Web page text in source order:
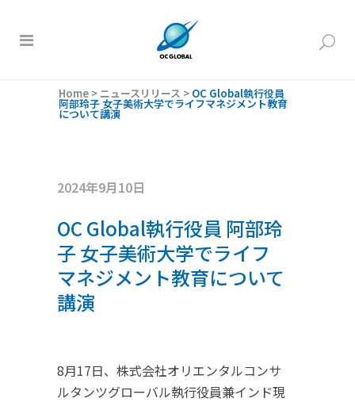
Home > ニュースリリース > OC Global執行役員
阿部玲子 女子美術大学でライフマネジメント教育
について講演
2024年9月10日
OC Global執行役員 阿部玲
子 女子美術大学でライフ
マネジメント教育について
講演
8月17日、株式会社オリエンタルコンサ
ルタンツグローバル執行役員兼インド現